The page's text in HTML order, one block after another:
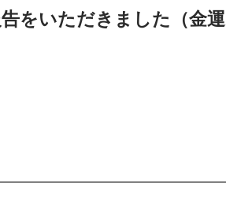
をいただきました（金運